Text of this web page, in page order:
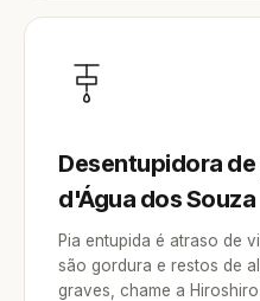
Desentupidora de
d'Água dos Souza
Pia entupida é atraso de
são gordura e restos de
graves, chame a